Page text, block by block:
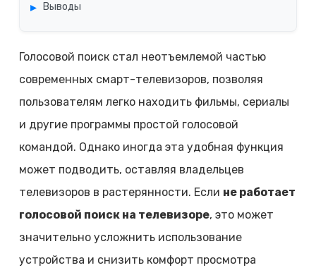
Выводы
Голосовой поиск стал неотъемлемой частью
современных смарт-телевизоров, позволяя
пользователям легко находить фильмы, сериалы
и другие программы простой голосовой
командой. Однако иногда эта удобная функция
может подводить, оставляя владельцев
телевизоров в растерянности. Если не работает
голосовой поиск на телевизоре, это может
значительно усложнить использование
устройства и снизить комфорт просмотра